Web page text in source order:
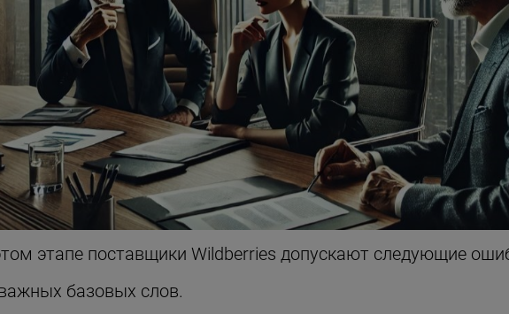
этапе поставщики Wildberries допускают следующие
базовых слов.